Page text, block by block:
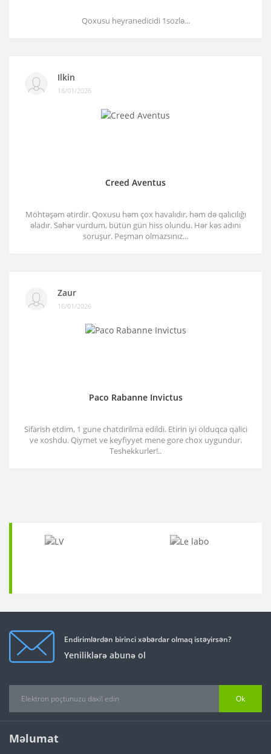
Qoxusu heyranedicidi 1sozlə...
Ilkin
18/01/2026
Creed Aventus
Möhtəşəm ətirdir. Qoxusu həm çox havalıdır, həm də qalıcılığı
əladır. Səhər vurdum, bütün gün hiss olundu. Hər kəs adını
soruşur. Peşman olmazsınız...
Zaur
16/01/2026
Paco Rabanne Invictus
Sifarish etdim, 1 gune chatdirilma edildi. Etirin iyi olduqca qalici
ve xoshdu. Qiymet ve keyfiyyet mene gore chox uygundur.
Teshekkurler!..
Endirimlərdən birinci xəbərdar olmaq istəyirsən?
Yeniliklərə abunə ol
Ok
Məlumat